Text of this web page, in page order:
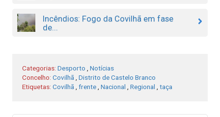
Incêndios: Fogo da Covilhã em fase
de...
Categorias: Desporto
Notícias
Concelho: Covilhã
Distrito de Castelo Branco
Etiquetas: Covilhã frente Nacional Regional taça